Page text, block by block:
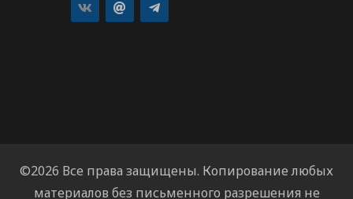
©2026 Все права защищены. Копирование любых
материалов без письменного разрешения не